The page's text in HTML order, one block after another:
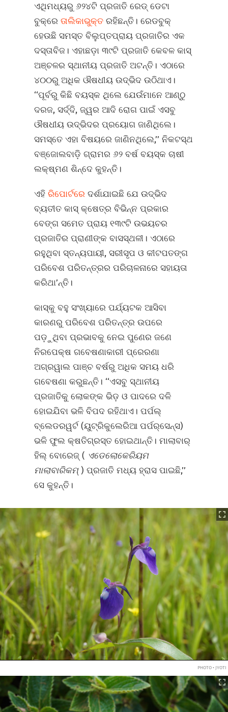
ଏଥିମଧ୍ୟରୁ ୬୨୪ଟି ପ୍ରଜାତି ରେଡ୍‌ ଡେଟା
ବୁକ୍‌ରେତାଲିକାଭୁକ୍ତରହିଛନ୍ତି। ରେଡବୁକ୍‌
ହେଉଛି ସମସ୍ତ ବିଲୁପ୍ତପ୍ରାୟ ପ୍ରଜାତିର ଏକ
ଦସ୍ତାବିଜ। ଏହାଛଡ଼ା ୩୯ଟି ପ୍ରଜାତି କେବଳ କାସ୍‌
ଅଞ୍ଚଳର ସ୍ଥାନୀୟ ପ୍ରଜାତି ଅଟନ୍ତି। ଏଠାରେ
୪୦୦ରୁ ଅଧିକ ଔଷଧୀୟ ଉଦ୍ଭିଦ ଉଠିଥାଏ।
‘‘ପୂର୍ବରୁ କିଛି ବୟସ୍କ ଥିଲେ ଯେଉଁମାନେ ଆଣ୍ଠୁ
ଦରଜ, ସର୍ଦ୍ଦି, ଜ୍ୱର ଆଦି ରୋଗ ପାଇଁ ଏସବୁ
ଔଷଧୀୟ ଉଦ୍ଭିଦର ପ୍ରୟୋଗ ଜାଣିଥିଲେ।
ସମସ୍ତେ ଏହା ବିଷୟରେ ଜାଣିନଥିଲେ,’’ ନିକଟସ୍ଥ
ବଞ୍ଜୋଲବାଡ଼ି ଗ୍ରାମର ୬୨ ବର୍ଷ ବୟସ୍କ ଚାଷୀ
ଲକ୍ଷ୍ମଣ ଶିନ୍ଦେ କୁହନ୍ତି।
ଏହିରିପୋର୍ଟରେଦର୍ଶାଯାଇଛି ଯେ ଉଦ୍ଭିଦ
ବ୍ୟତୀତ କାସ୍‌ କ୍ଷେତ୍ର ବିଭିନ୍ନ ପ୍ରକାର
ବେଙ୍ଗ ସମେତ ପ୍ରାୟ ୧୩୯ଟି ଉଭୟଚର
ପ୍ରଜାତିର ପ୍ରାଣୀଙ୍କ ବାସସ୍ଥଳୀ। ଏଠାରେ
ରହୁଥିବା ସ୍ତନ୍ୟପାୟୀ, ସରୀସୃପ ଓ କୀଟପତଙ୍ଗ
ପରିବେଶ ପରିତନ୍ତ୍ରର ପରିଚାଳନାରେ ସହାୟତା
କରିଥା’ନ୍ତି।
କାସ୍‌କୁ ବହୁ ସଂଖ୍ୟାରେ ପର୍ଯ୍ୟଟକ ଆସିବା
କାରଣରୁ ପରିବେଶ ପରିତନ୍ତ୍ର ଉପରେ
ପଡ଼ୁଥିବା ପ୍ରଭାବକୁ ନେଇ ପୁଣେର ଜଣେ
ନିରପେକ୍ଷ ଗବେଷଣାକାରୀ ପ୍ରେରଣା
ଅଗ୍ରୱାଲ ପାଞ୍ଚ ବର୍ଷରୁ ଅଧିକ ସମୟ ଧରି
ଗବେଷଣା କରୁଛନ୍ତି। ‘‘ଏସବୁ ସ୍ଥାନୀୟ
ପ୍ରଜାତିକୁ ଲୋକଙ୍କ ଭିଡ଼ ଓ ପାଦରେ ଦଳି
ହୋଇଯିବା ଭଳି ବିପଦ ରହିଥାଏ। ପର୍ପଲ୍‌
ବ୍ଲେଡରୱର୍ଟ (ୟୁଟ୍ରିକୁଲେରିଆ ପର୍ପର୍‌ସେନ୍ସ)
ଭଳି ଫୁଲ କ୍ଷତିଗ୍ରସ୍ତ ହୋଇଥାନ୍ତି। ମାଲାବାର୍‌
ହିଲ୍‌ ବୋରେଜ୍‌ ( ଏଡେଲୋକେରିୟମ
ମାଲାବାରିକମ୍‌ ) ପ୍ରଜାତି ମଧ୍ୟ ହ୍ରାସ ପାଇଛି,’’
ସେ କୁହନ୍ତି।
PHOTO • JYOTI